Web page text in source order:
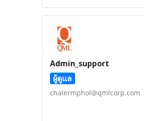
Admin_support
ผู้ดูแล
chalermphol@qmlcorp.com